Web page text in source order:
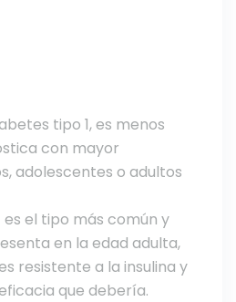
tipo 1, es menos
con mayor
adolescentes o adultos
es el tipo más común y
en la edad adulta,
resistente a la insulina y
que debería.